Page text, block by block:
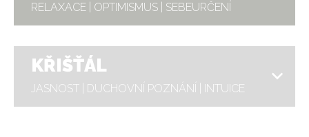
RELAXACE | OPTIMISMUS | SEBEURČENÍ
KŘIŠŤÁL
JASNOST | DUCHOVNÍ POZNÁNÍ | INTUICE